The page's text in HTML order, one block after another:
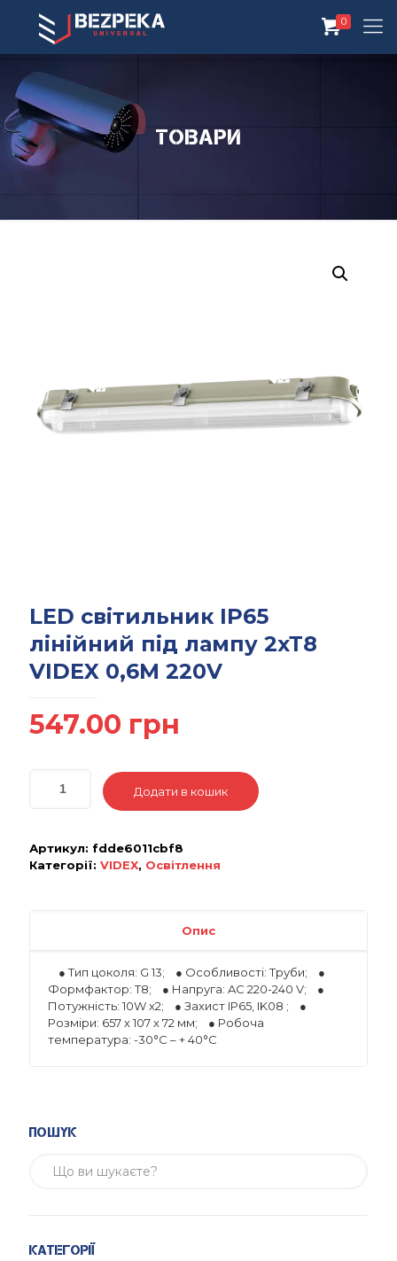
0
Товари
LED світильник IP65
лінійний під лампу 2хТ8
VIDEX 0,6М 220V
547.00 грн
Додати в кошик
Артикул: fdde6011cbf8
Категорії: VIDEX, Освітлення
Опис
● Тип цоколя: G 13; ● Особливості: Труби; ●
Формфактор: T8; ● Напруга: AC 220-240 V; ●
Потужність: 10W x2; ● Захист IP65, IK08 ; ●
Розміри: 657 х 107 х 72 мм; ● Робоча
температура: -30°C – + 40°С
Пошук
Категорії